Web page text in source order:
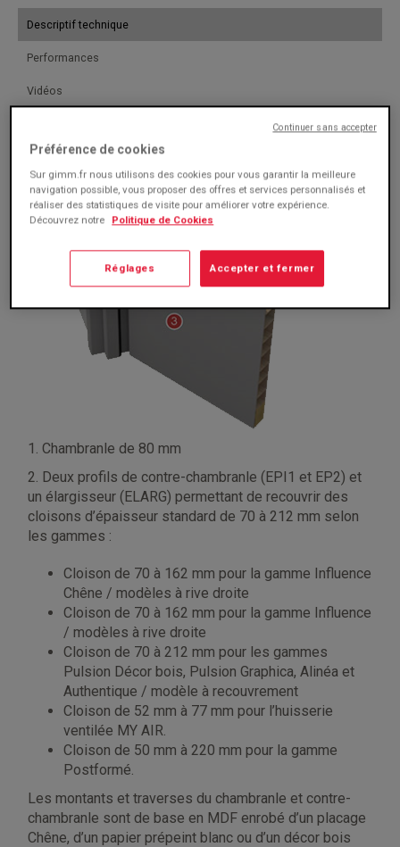
Descriptif technique
Performances
Vidéos
1. Chambranle de 80 mm
2. Deux profils de contre-chambranle (EPI1 et EP2) et
un élargisseur (ELARG) permettant de recouvrir des
cloisons d’épaisseur standard de 70 à 212 mm selon
les gammes :
cloison de 70 à 162 mm pour la gamme Influence
Chêne / modèles à rive droite
cloison de 70 à 162 mm pour la gamme Influence
/ modèles à rive droite
cloison de 70 à 212 mm pour les gammes
Pulsion Décor bois, Pulsion Graphica, Alinéa et
Authentique / modèle à recouvrement
cloison de 52 mm à 77 mm pour l’huisserie
ventilée MY AIR.
cloison de 50 mm à 220 mm pour la gamme
Postformé.
Les montants et traverses du chambranle et contre-
chambranle sont de base en MDF enrobé d’un placage
Chêne, d’un papier prépeint blanc ou d’un décor bois
Préférence de cookies
Sur gimm.fr nous utilisons des cookies pour vous garantir la meilleure
navigation possible, vous proposer des offres et services personnalisés et
réaliser des statistiques de visite pour améliorer votre expérience.
Découvrez notre
Politique de Cookies
Accepter et fermer
Réglages
Continuer sans accepter